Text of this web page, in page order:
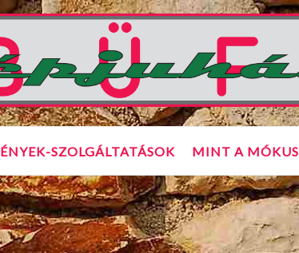
SZOLGÁLTATÁSOK MINT A MÓKUS